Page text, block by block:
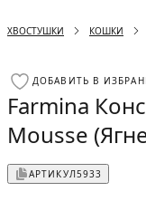
ХВОСТУШКИ КОШКИ
ДОБАВИТЬ В
Farmina
Mousse
АРТИКУЛ5933